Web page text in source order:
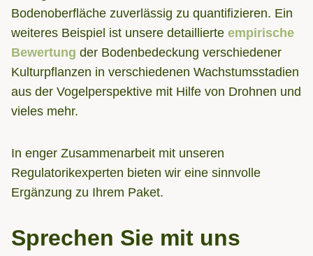
Bodenoberfläche zuverlässig zu quantifizieren. Ein
weiteres Beispiel ist unsere detaillierte empirische
Bewertung der Bodenbedeckung verschiedener
Kulturpflanzen in verschiedenen Wachstumsstadien
aus der Vogelperspektive mit Hilfe von Drohnen und
vieles mehr.
In enger Zusammenarbeit mit unseren
Regulatorikexperten bieten wir eine sinnvolle
Ergänzung zu Ihrem Paket.
Sprechen Sie mit uns